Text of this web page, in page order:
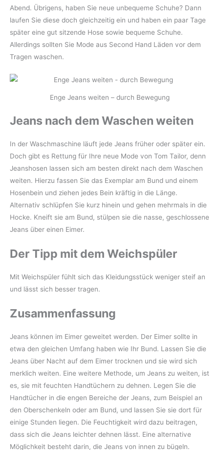
Abend. Übrigens, haben Sie neue unbequeme Schuhe? Dann
laufen Sie diese doch gleichzeitig ein und haben ein paar Tage
später eine gut sitzende Hose sowie bequeme Schuhe.
Allerdings sollten Sie Mode aus Second Hand Läden vor dem
Tragen waschen.
Enge Jeans weiten – durch Bewegung
Jeans nach dem Waschen weiten
In der Waschmaschine läuft jede Jeans früher oder später ein.
Doch gibt es Rettung für Ihre neue Mode von Tom Tailor, denn
Jeanshosen lassen sich am besten direkt nach dem Waschen
weiten. Hierzu fassen Sie das Exemplar am Bund und einem
Hosenbein und ziehen jedes Bein kräftig in die Länge.
Alternativ schlüpfen Sie kurz hinein und gehen mehrmals in die
Hocke. Kneift sie am Bund, stülpen sie die nasse, geschlossene
Jeans über einen Eimer.
Der Tipp mit dem Weichspüler
Mit Weichspüler fühlt sich das Kleidungsstück weniger steif an
und lässt sich besser tragen.
Zusammenfassung
Jeans können im Eimer geweitet werden. Der Eimer sollte in
etwa den gleichen Umfang haben wie Ihr Bund. Lassen Sie die
Jeans über Nacht auf dem Eimer trocknen und sie wird sich
merklich weiten. Eine weitere Methode, um Jeans zu weiten, ist
es, sie mit feuchten Handtüchern zu dehnen. Legen Sie die
Handtücher in die engen Bereiche der Jeans, zum Beispiel an
den Oberschenkeln oder am Bund, und lassen Sie sie dort für
einige Stunden liegen. Die Feuchtigkeit wird dazu beitragen,
dass sich die Jeans leichter dehnen lässt. Eine alternative
Möglichkeit besteht darin, die Jeans von innen zu bügeln.